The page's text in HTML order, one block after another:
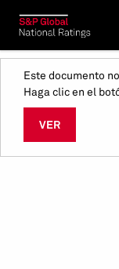
Este documento
Haga clic en el
VER